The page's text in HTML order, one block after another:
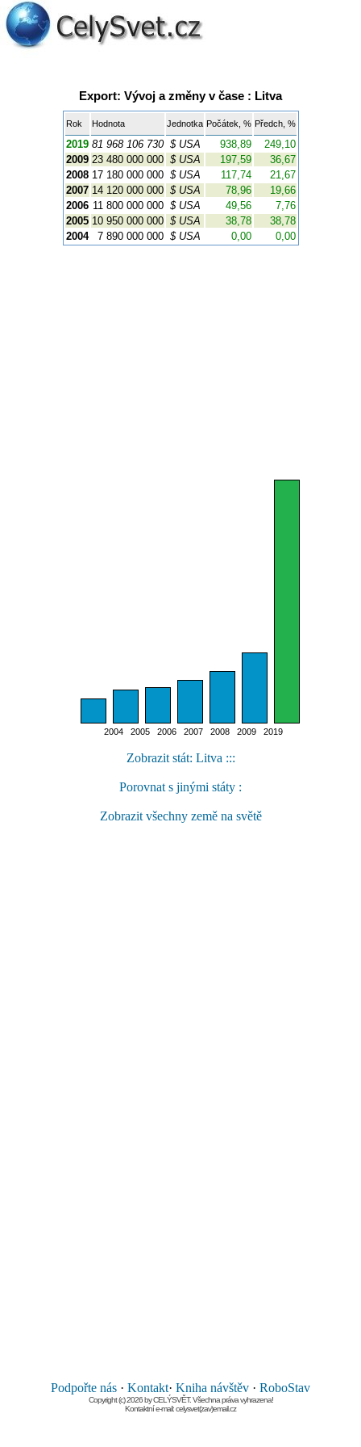
Export: Vývoj a změny v čase : Litva
Rok Hodnota Jednotka Počátek, % Předch, %
2019 81 968 106 730 $ USA 938,89
249,10
2009 23 480 000 000 $ USA 197,59
36,67
2008 17 180 000 000 $ USA 117,74
21,67
2007 14 120 000 000 $ USA 78,96
19,66
2006 11 800 000 000 $ USA 49,56
7,76
2005 10 950 000 000 $ USA 38,78
38,78
2004
7 890 000 000 $ USA 0,00 0,00
2004 2005 2006 2007 2008 2009 2019
Zobrazit stát: Litva :::
Porovnat s jinými státy :
Zobrazit všechny země na světě
Podpořte nás · Kontakt· Kniha návštěv · RoboStav
Copyright (c) 2026 by CELÝSVĚT. Všechna práva vyhrazena!
Kontaktní e-mail: celysvet(zav)email.cz